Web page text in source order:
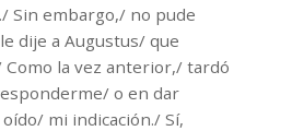
Sin embargo,/ no pude
dije a Augustus/ que
la vez anterior,/ tardó
o en dar
mi indicación./ Sí,